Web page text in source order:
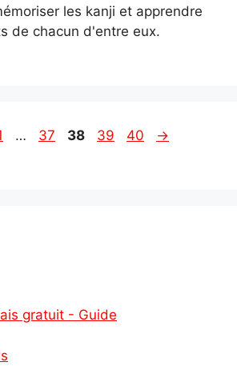
les kanji et apprendre
de chacun d'entre eux.
… Page
37 Page
38 Page
39 Page
40
→
gratuit - Guide